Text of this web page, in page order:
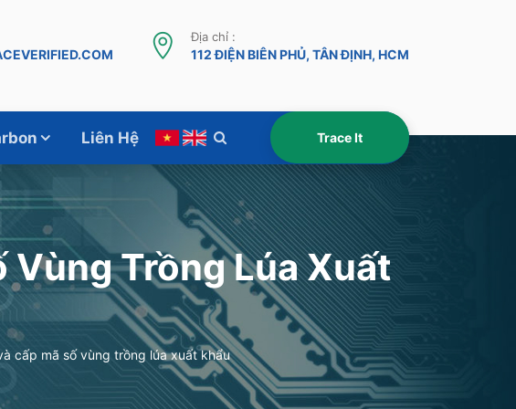
Địa chỉ :
112 ĐIỆN BIÊN PHỦ, TÂN ĐỊNH, HCM
Liên Hệ
Vùng Trồng Lúa Xuất
cấp mã số vùng trồng lúa xuất khẩu